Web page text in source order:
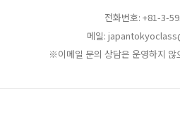
전화번호: +81-3-
메일:
※이메일 문의 상담은 운영하지 않